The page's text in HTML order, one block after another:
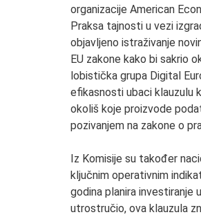
organizacije American
Praksa tajnosti u vezi
objavljeno istraživanje
EU zakone kako bi sakrio
lobistička grupa Digital
efikasnosti ubaci klauzulu
okoliš koje proizvode
pozivanjem na zakone o
Iz Komisije su također
ključnim operativnim
godina planira investiranje
utrostručio, ova klauzula